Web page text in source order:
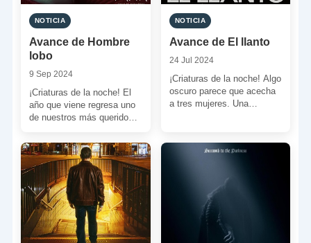
NOTICIA
Avance de Hombre
lobo
9 Sep 2024
¡Criaturas de la noche! El
año que viene regresa uno
de nuestros más queridos
aterradora […]
NOTICIA
Avance de El llanto
24 Jul 2024
¡Criaturas de la noche! Algo
oscuro parece que acecha
a tres mujeres. Una
[…]